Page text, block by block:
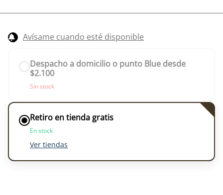
Avísame cuando esté disponible
Despacho a domicilio o punto Blue desde
$2.100
Sin stock
Retiro en tienda gratis
En stock
Ver tiendas